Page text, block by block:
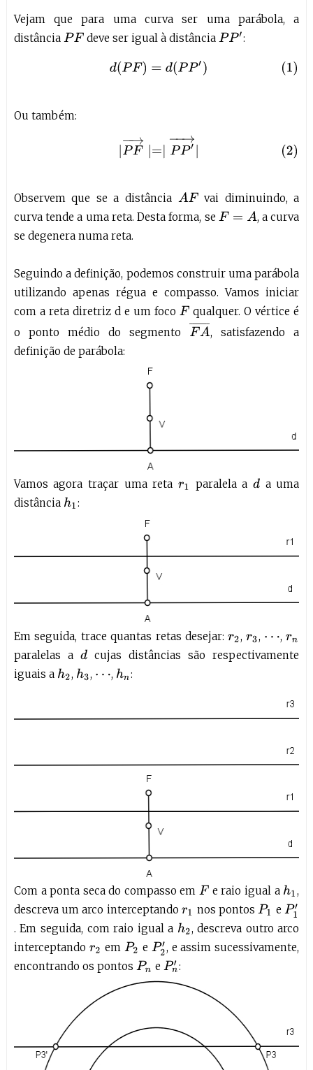
Vejam que para uma curva ser uma parábola, a
distância PF deve ser igual à distância PP′ :
(1)d(P F)= d(PP′)
Ou também:
(2)∣PF→ ∣=∣PP′→
Observem que se a distância AF vai diminuindo, a
curva tende a uma reta. Desta forma, se F= A
, a curva
se degenera numa reta.
Seguindo a definição, podemos construir uma parábola
utilizando apenas régua e compasso. Vamos iniciar
com a reta diretriz d e um foco F qualquer. O vértice é
o ponto médio do segmento FA¯ , satisfazendo a
definição de parábola:
Vamos agora traçar uma reta r1 paralela a da uma
distância h1 :
Em seguida, trace quantas retas desejar:r2,r3, ⋯ ,rn
paralelas a d cujas distâncias são respectivamente
iguais a h2, h3, ⋯ , hn:
Com a ponta seca do compasso em F e raio igual a h1 ,
descreva um arco interceptando r1 nos pontosP1 e P1′
. Em seguida, com raio igual a h2, descreva outro arco
interceptando r2 em P2 e P2′, e assim sucessivamente,
encontrando os pontos Pn e Pn′: